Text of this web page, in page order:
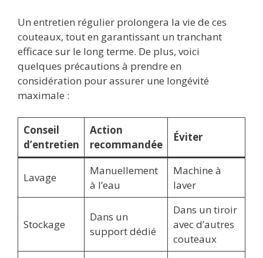
Un entretien régulier prolongera la vie de ces
couteaux, tout en garantissant un tranchant
efficace sur le long terme. De plus, voici
quelques précautions à prendre en
considération pour assurer une longévité
maximale :
Conseil
d’entretien
Action
recommandée
Éviter
Lavage
Manuellement
à l’eau
Machine à
laver
Stockage
Dans un
support dédié
Dans un tiroir
avec d’autres
couteaux